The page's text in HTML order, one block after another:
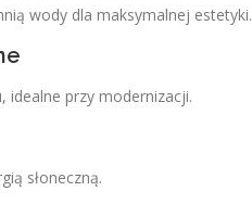
wody dla maksymalnej estetyki.
idealne przy modernizacji.
słoneczną.